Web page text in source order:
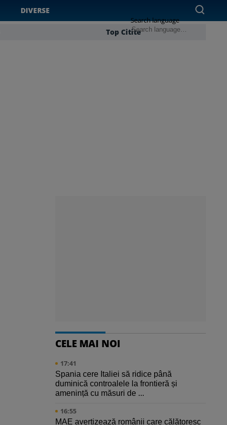
DIVERSE
Top Citite
Search language
CELE MAI NOI
17:41
Spania cere Italiei să ridice până
duminică controalele la frontieră și
amenință cu măsuri de ...
16:55
MAE avertizează românii care călătoresc